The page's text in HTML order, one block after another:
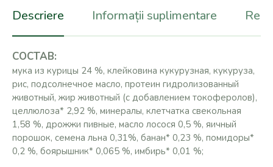
Descriere Informații suplimentare
СОСТАВ:
мука из курицы 24 %, клейковина кукурузная, кукуруза,
рис, подсолнечное масло, протеин гидролизованный
животный, жир животный (с добавлением токоферолов),
целлюлоза* 2,92 %, минералы, клетчатка свекольная
1,58 %, дрожжи пивные, масло лосося 0,5 %, яичный
порошок, семена льна 0,31%, банан* 0,23 %, помидоры*
0,2 %, боярышник* 0,065 %, имбирь* 0,01 %;